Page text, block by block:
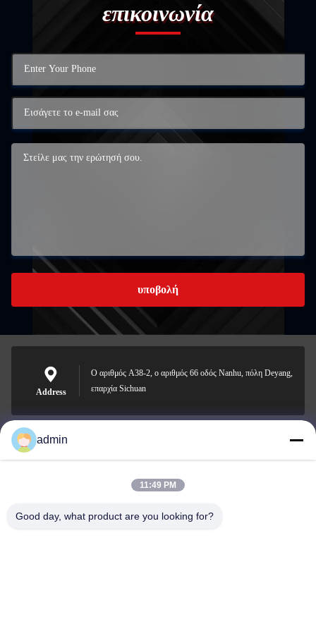
επικοινωνία
υποβολή
Address
Ο αριθμός A38-2, ο αριθμός 66 οδός Nanhu, πόλη Deyang,
επαρχία Sichuan
Nero@enlaibio.com
admin
11:49 PM
Good day, what product are you looking for?